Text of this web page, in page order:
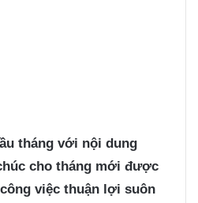
tháng với nội dung
cho tháng mới được
việc thuận lợi suôn